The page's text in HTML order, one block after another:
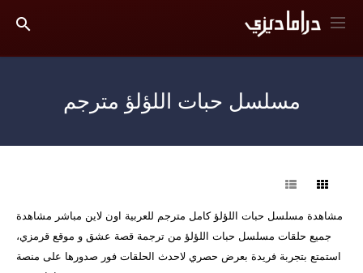
مسلسل حبات اللؤلؤ مترجم
مشاهدة مسلسل حبات اللؤلؤ كامل مترجم للعربية اون لاين مباشر مشاهدة
جميع حلقات مسلسل حبات اللؤلؤ من ترجمة قصة عشق و موقع قرمزي،
استمتع بتجربة فريدة بعرض حصري لاحدث الحلقات فور صدورها على منصة